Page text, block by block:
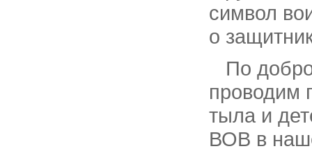
символ
о
По
проводим
тыла и
ВОВ в